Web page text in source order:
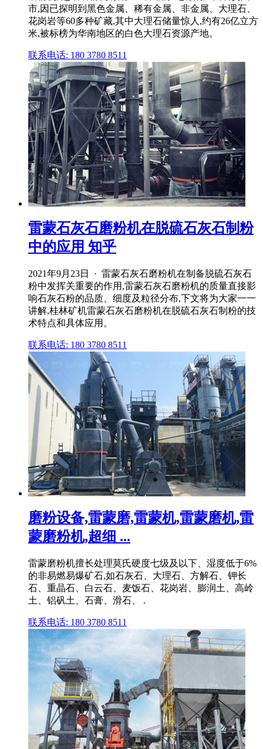
市,因已探明到黑色金属、稀有金属、非金属、大理石、
花岗岩等60多种矿藏,其中大理石储量惊人,约有26亿立方
米,被标榜为华南地区的白色大理石资源产地。
联系电话: 180 3780 8511
雷蒙石灰石磨粉机在脱硫石灰石制粉
中的应用 知乎
2021年9月23日 · 雷蒙石灰石磨粉机在制备脱硫石灰石
粉中发挥关重要的作用,雷蒙石灰石磨粉机的质量直接影
响石灰石粉的品质、细度及粒径分布,下文将为大家一一
讲解,桂林矿机雷蒙石灰石磨粉机在脱硫石灰石制粉的技
术特点和具体应用。
联系电话: 180 3780 8511
磨粉设备,雷蒙磨,雷蒙机,雷蒙磨机,雷
蒙磨粉机,超细 ...
雷蒙磨粉机擅长处理莫氏硬度七级及以下、湿度低于6%
的非易燃易爆矿石,如石灰石、大理石、方解石、钾长
石、重晶石、白云石、麦饭石、花岗岩、膨润土、高岭
土、铝矾土、石膏、滑石、 .
联系电话: 180 3780 8511